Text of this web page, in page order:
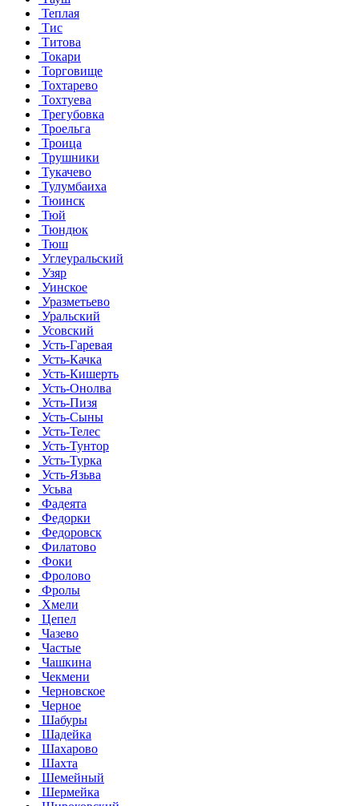
Теплая
Тис
Титова
Токари
Торговище
Тохтарево
Тохтуева
Трегубовка
Троельга
Троица
Трушники
Тукачево
Тулумбаиха
Тюинск
Тюй
Тюндюк
Тюш
Углеуральский
Узяр
Уинское
Уразметьево
Уральский
Усовский
Усть-Гаревая
Усть-Качка
Усть-Кишерть
Усть-Онолва
Усть-Пизя
Усть-Сыны
Усть-Телес
Усть-Тунтор
Усть-Турка
Усть-Язьва
Усьва
Фадеята
Федорки
Федоровск
Филатово
Фоки
Фролово
Фролы
Хмели
Цепел
Чазево
Частые
Чашкина
Чекмени
Черновское
Черное
Шабуры
Шадейка
Шахарово
Шахта
Шемейный
Шермейка